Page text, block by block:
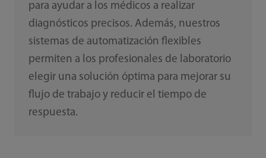
para ayudar a los médicos a realizar
diagnósticos precisos. Además, nuestros
sistemas de automatización flexibles
permiten a los profesionales de laboratorio
elegir una solución óptima para mejorar su
flujo de trabajo y reducir el tiempo de
respuesta.